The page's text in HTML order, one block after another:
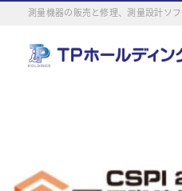
測量機器の販売と修理、測量設計ソ